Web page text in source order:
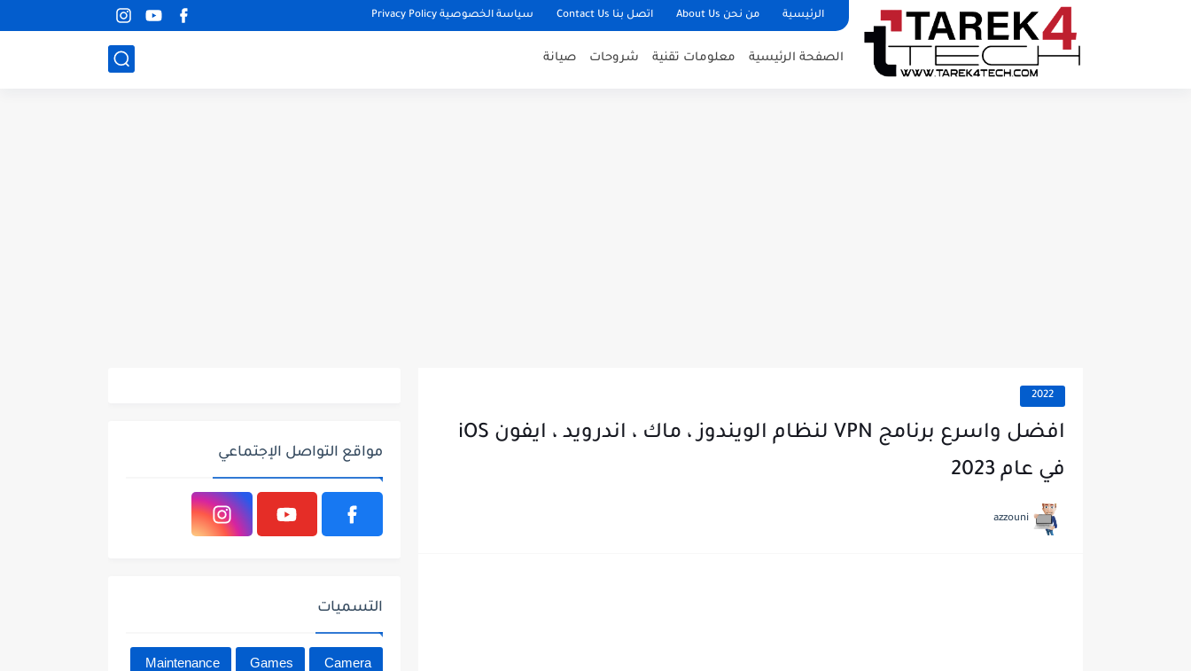
الرئيسية من نحن About Us اتصل بنا Contact Us سياسة الخصوصية Privacy Policy
الصفحة الرئيسية معلومات تقنية شروحات صيانة
2022
افضل واسرع برنامج VPN لنظام الويندوز ، ماك ، اندرويد ، ايفون iOS
في عام 2023
azzouni
مواقع التواصل الإجتماعي
التسميات
Camera
Games
Maintenance